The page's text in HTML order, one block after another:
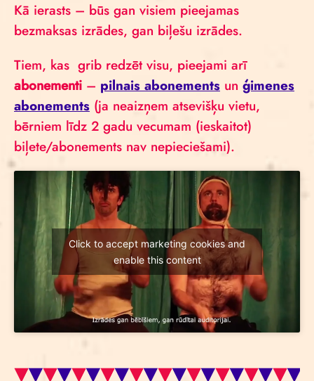
Kā ierasts – būs gan visiem pieejamas
bezmaksas izrādes, gan biļešu izrādes.
Tiem, kas grib redzēt visu, pieejami arī
abonementi – pilnais abonements un ģimenes
abonements (ja neaizņem atsevišķu vietu,
bērniem līdz 2 gadu vecumam (ieskaitot)
biļete/abonements nav nepieciešami).
Click to accept marketing cookies and
enable this content